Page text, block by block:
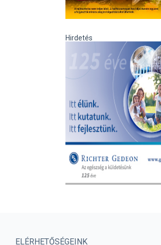
Hirdetés
ELÉRHETŐSÉGEINK